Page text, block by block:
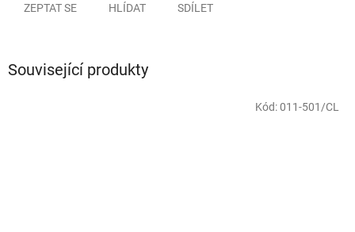
ZEPTAT SE HLÍDAT SDÍLET
Související produkty
Kód:011-501/CL